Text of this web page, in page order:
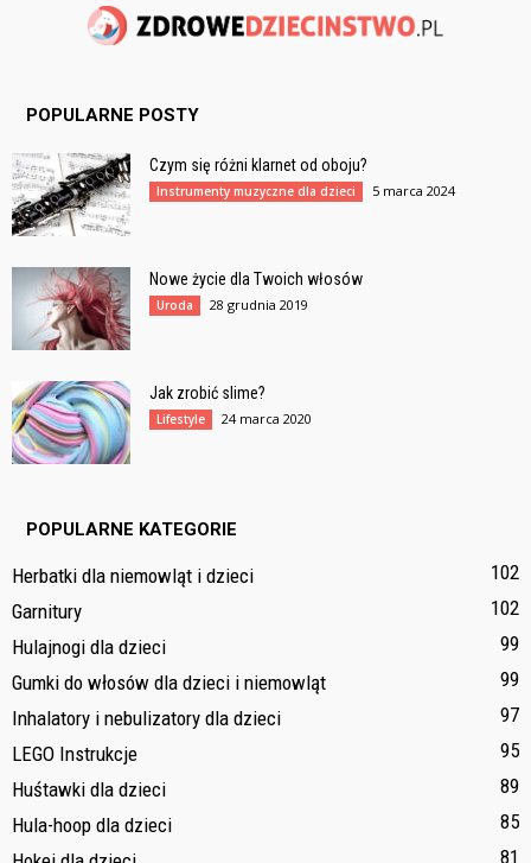
POPULARNE POSTY
Czym się różni klarnet od oboju?
Instrumenty muzyczne dla dzieci 5 marca 2024
Nowe życie dla Twoich włosów
Uroda 28 grudnia 2019
Jak zrobić slime?
Lifestyle 24 marca 2020
POPULARNE KATEGORIE
Herbatki dla niemowląt i dzieci
102
Garnitury
102
Hulajnogi dla dzieci
99
Gumki do włosów dla dzieci i niemowląt
99
Inhalatory i nebulizatory dla dzieci
97
LEGO Instrukcje
95
Huśtawki dla dzieci
89
Hula-hoop dla dzieci
85
81